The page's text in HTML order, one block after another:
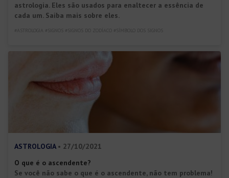
astrologia. Eles são usados para enaltecer a essência de
cada um. Saiba mais sobre eles.
ASTROLOGIA • 27/10/2021
O que é o ascendente?
Se você não sabe o que é o ascendente, não tem problema!